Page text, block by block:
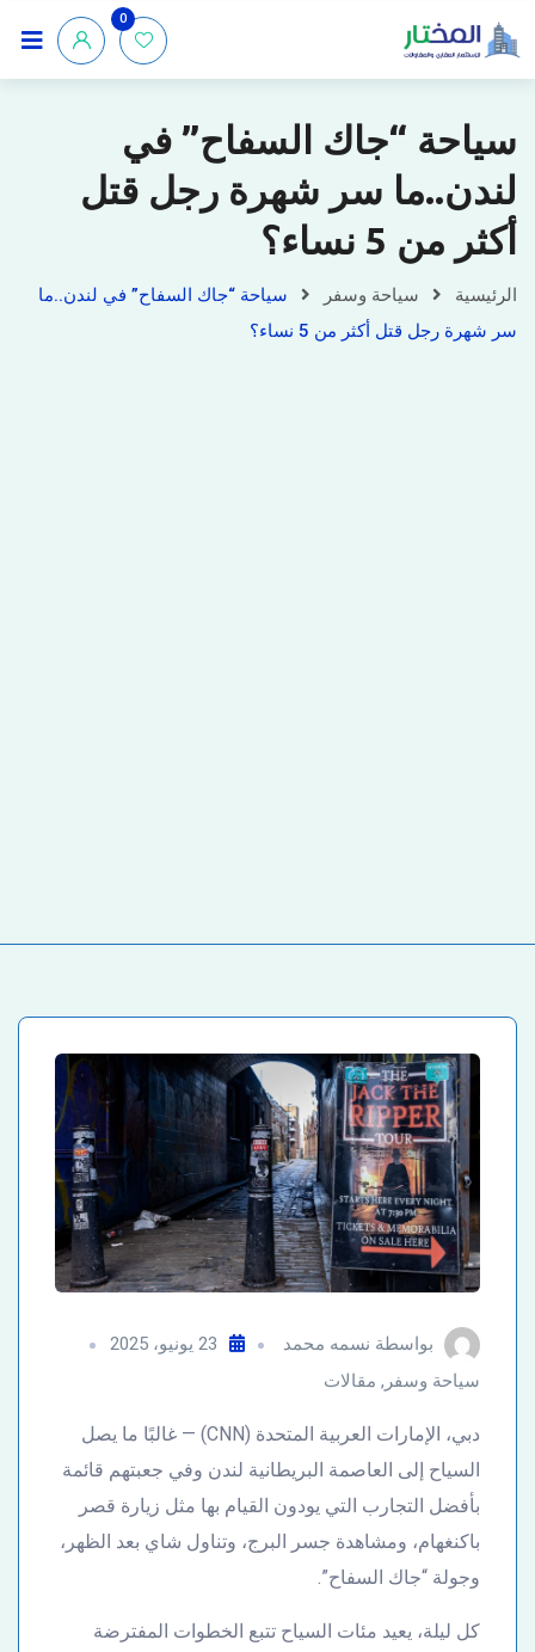
0
سياحة “جاك السفاح” في
لندن..ما سر شهرة رجل قتل
أكثر من 5 نساء؟
الرئيسية سياحة وسفر
سياحة “جاك السفاح” في لندن..ما
سر شهرة رجل قتل أكثر من 5 نساء؟
بواسطة نسمه محمد
23 يونيو، 2025
سياحة وسفر , مقالات
دبي، الإمارات العربية المتحدة (CNN) — غالبًا ما يصل
السياح إلى العاصمة البريطانية لندن وفي جعبتهم قائمة
بأفضل التجارب التي يودون القيام بها مثل زيارة قصر
باكنغهام، ومشاهدة جسر البرج، وتناول شاي بعد الظهر،
وجولة “جاك السفاح”.
كل ليلة، يعيد مئات السياح تتبع الخطوات المفترضة